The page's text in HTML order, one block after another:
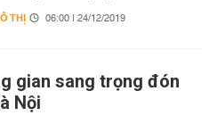
THỊ 06:00 | 24/12/2019
gian sang trọng đón
Nội